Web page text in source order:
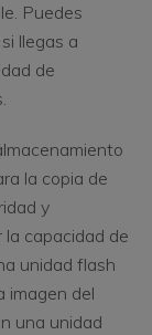
Puedes
llegas a
de
la copia de
y
capacidad de
unidad flash
imagen del
una unidad